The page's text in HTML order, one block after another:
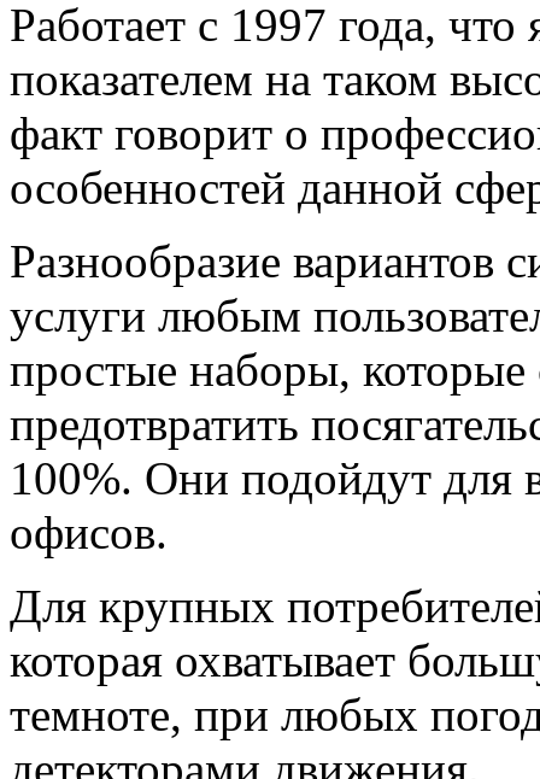
Работает с 1997 года,
показателем на таком
факт говорит о
особенностей данной
Разнообразие вариантов
услуги любым
простые наборы, которые
предотвратить
100%. Они подойдут для
офисов.
Для крупных
которая охватывает
темноте, при любых
детекторами движения.